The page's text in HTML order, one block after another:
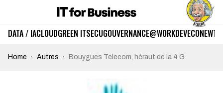
DATA / IACLOUDGREEN ITSECUGOUVERNANCE@WORKDEVECO
Home Autres Bouygues Telecom, héraut de la 4 G